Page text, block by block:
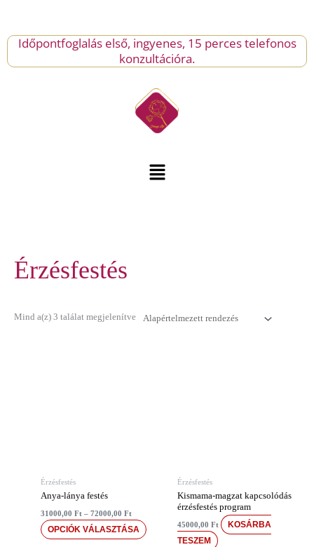
contentIdőpontfoglalás első, ingyenes, 15 perces telefonos
konzultációra.
Menu
Érzésfestés
Mind a(z) 3 találat megjelenítve
Érzésfestés
Anya-lánya festés
31000,00 Ft – 72000,00 Ft
OPCIÓK VÁLASZTÁSA
termékoldalon
ki
Érzésfestés
Kismama-magzat kapcsolódás
érzésfestés program
45000,00Ft
KOSÁRBA
TESZEM